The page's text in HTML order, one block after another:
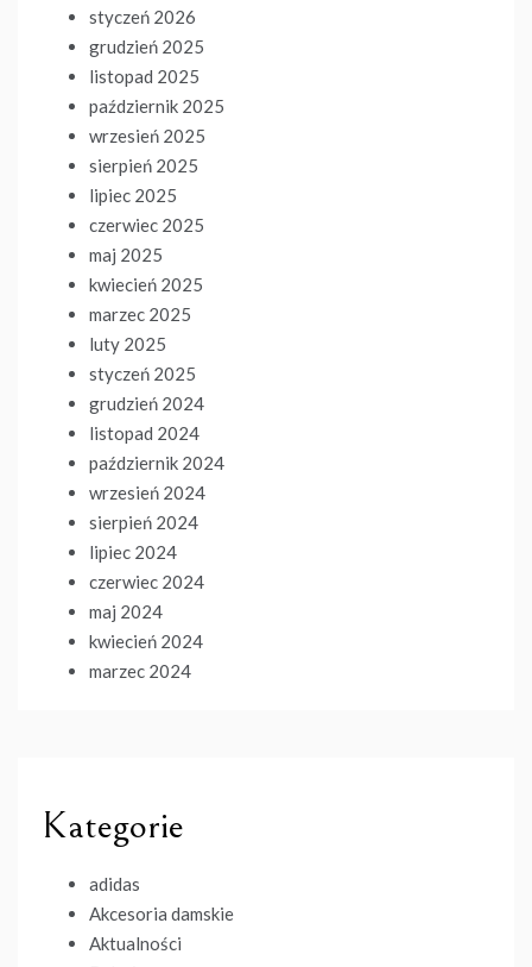
styczeń 2026
grudzień 2025
listopad 2025
październik 2025
wrzesień 2025
sierpień 2025
lipiec 2025
czerwiec 2025
maj 2025
kwiecień 2025
marzec 2025
luty 2025
styczeń 2025
grudzień 2024
listopad 2024
październik 2024
wrzesień 2024
sierpień 2024
lipiec 2024
czerwiec 2024
maj 2024
kwiecień 2024
marzec 2024
Kategorie
adidas
Akcesoria damskie
Aktualności